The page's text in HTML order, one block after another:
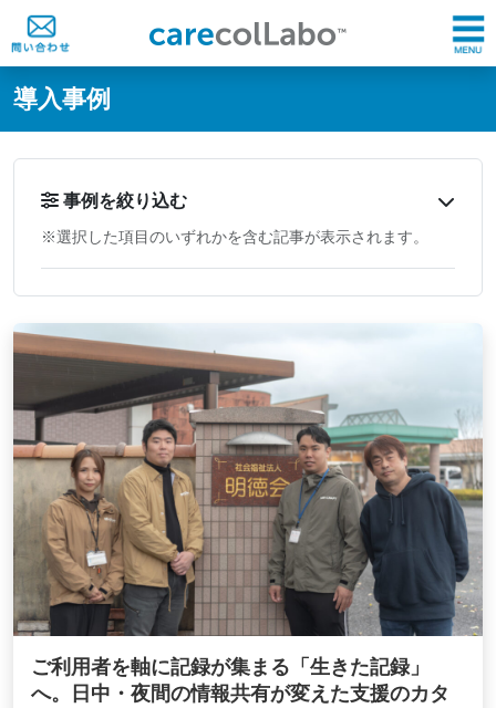
@ -0,0 +1,60 @@
導入事例
事例を絞り込む
※選択した項目のいずれかを含む記事が表示されます。
ご利用者を軸に記録が集まる「生きた記録」
へ。日中・夜間の情報共有が変えた支援のカタ